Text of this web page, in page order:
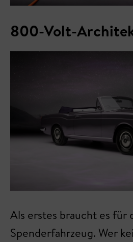
800-Volt-
Als erstes braucht es für
Spenderfahrzeug. Wer